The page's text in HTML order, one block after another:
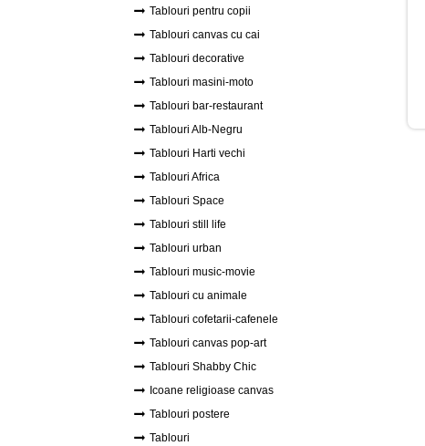
Tablouri pentru copii
Tablouri canvas cu cai
Tablouri decorative
Tablouri masini-moto
Tablouri bar-restaurant
Tablouri Alb-Negru
Tablouri Harti vechi
Tablouri Africa
Tablouri Space
Tablouri still life
Tablouri urban
Tablouri music-movie
Tablouri cu animale
Tablouri cofetarii-cafenele
Tablouri canvas pop-art
Tablouri Shabby Chic
Icoane religioase canvas
Tablouri postere
Tablouri